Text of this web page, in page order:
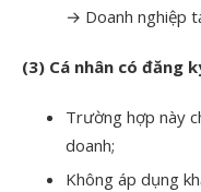
→ Doanh nghiệp
(3) Cá nhân có đăng
Trường hợp này
doanh;
Không áp dụng